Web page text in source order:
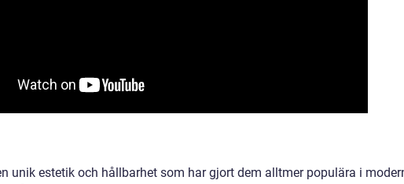
unik estetik och hållbarhet som har gjort dem alltmer populära i